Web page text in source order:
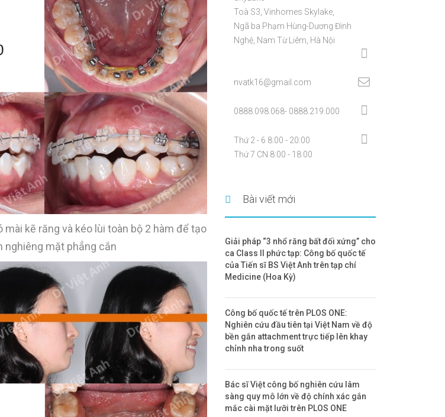
kẽ răng và kéo lùi toàn bộ 2 hàm để tạo
nghiêng mặt phẳng cắn
Toà S3, Vinhomes Skylake,
Ngã ba Phạm Hùng-Dương Đình
Nghệ, Nam Từ Liêm, Hà Nội
nvatk16@gmail.com
0888.098.068- 0888.219.000
Thứ 2 - 6 8:00 - 20:00
Thứ 7 CN 8:00 - 18:00
Bài viết mới
Giải pháp “3 nhổ răng bất đối xứng” cho
ca Class II phức tạp: Công bố quốc tế
của Tiến sĩ BS Việt Anh trên tạp chí
Medicine (Hoa Kỳ)
Công bố quốc tế trên PLOS ONE:
Nghiên cứu đầu tiên tại Việt Nam về độ
bền gắn attachment trực tiếp lên khay
chỉnh nha trong suốt
Bác sĩ Việt công bố nghiên cứu lâm
sàng quy mô lớn về độ chính xác gắn
mắc cài mặt lưỡi trên PLOS ONE